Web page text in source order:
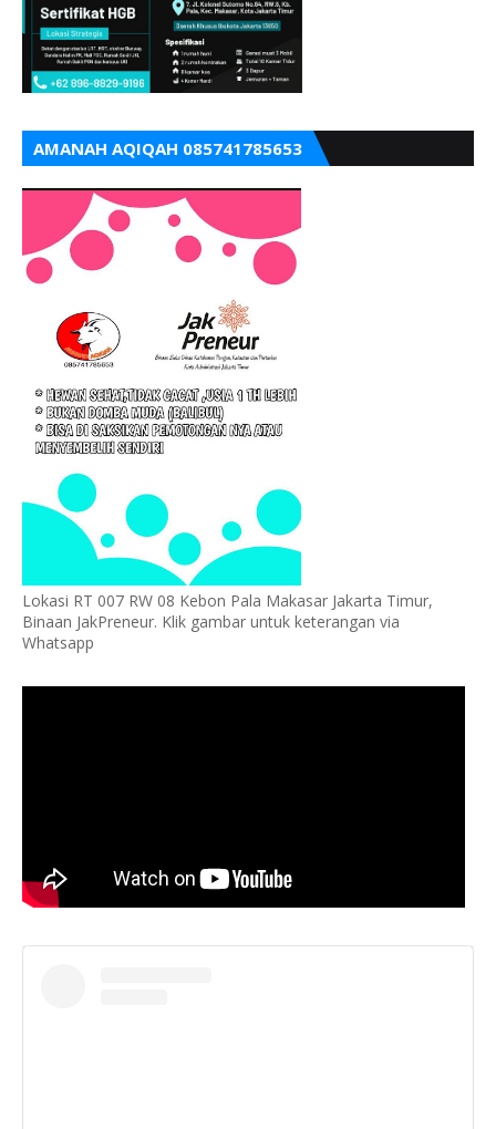
AMANAH AQIQAH 085741785653
Lokasi RT 007 RW 08 Kebon Pala Makasar Jakarta Timur,
Binaan JakPreneur. Klik gambar untuk keterangan via
Whatsapp